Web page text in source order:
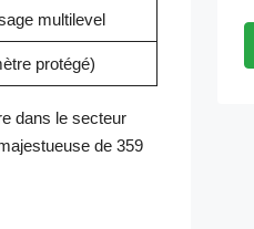
multilevel
protégé)
dans le secteur
de 359